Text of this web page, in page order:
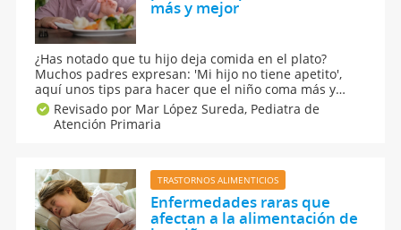
más y mejor
¿Has notado que tu hijo deja comida en el plato?
Muchos padres expresan: 'Mi hijo no tiene apetito',
aquí unos tips para hacer que el niño coma más y
mejor. Aunque si bien no todos los niños comen la
misma cantidad sí que deben comer calidad en
nutrientes, así que te diremos qué hacer al respecto.
Revisado por Mar López Sureda, Pediatra de
Atención Primaria
TRASTORNOS ALIMENTICIOS
Enfermedades raras que
afectan a la alimentación de